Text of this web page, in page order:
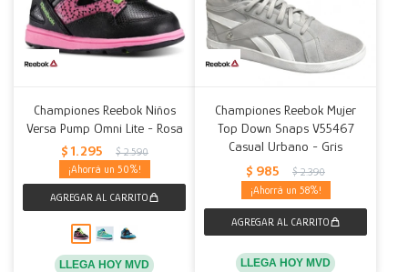
Championes Reebok Niños
Versa Pump Omni Lite - Rosa
$ 1.295 $ 2.590
50
LLEGA HOY MVD
Championes Reebok Mujer
Top Down Snaps V55467
Casual Urbano - Gris
$ 985 $ 2.390
58
LLEGA HOY MVD